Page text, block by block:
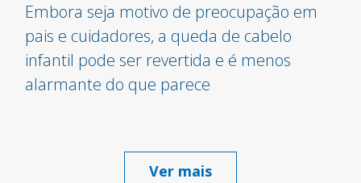
Embora seja motivo de preocupação em
pais e cuidadores, a queda de cabelo
infantil pode ser revertida e é menos
alarmante do que parece
Ver mais